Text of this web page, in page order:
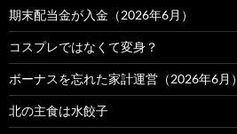
期末配当金が入金（2026年6月）
コスプレではなくて変身？
ボーナスを忘れた家計運営（2026年6月）
北の主食は水餃子